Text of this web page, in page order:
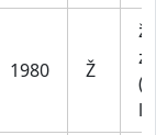
1980 Ž